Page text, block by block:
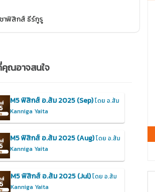
าฟิสิกส์ ธีร์กูรู
ณอาจสนใจ
M5 ฟิสิกส์ อ.ส้ม 2025 (Sep)โดย อ.ส้ม
Kanniga Yaita
M5 ฟิสิกส์ อ.ส้ม 2025 (Aug)โดย อ.ส้ม
Kanniga Yaita
M5 ฟิสิกส์ อ.ส้ม 2025 (Jul)โดย อ.ส้ม
Kanniga Yaita